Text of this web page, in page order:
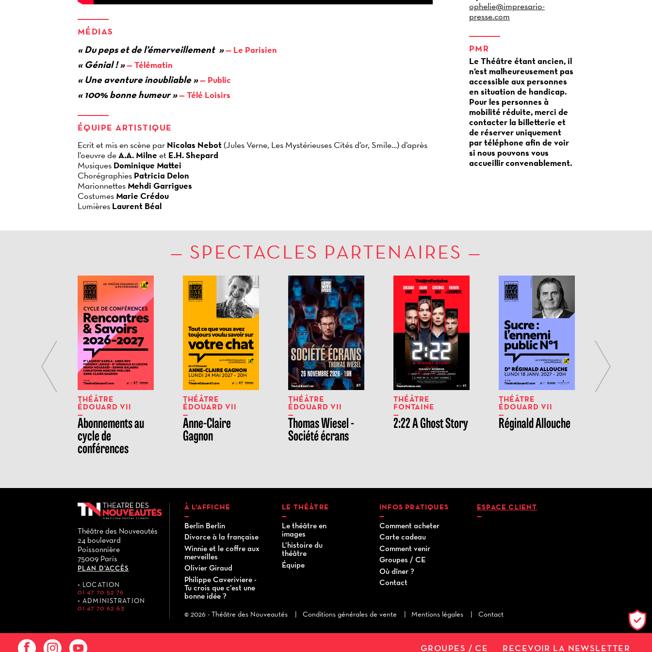
Facebook Instagram
GROUPES / CE RECEVOIR LA NEWSLETTER
MÉDIAS
« Du peps et de l’émerveillement » Le Parisien
« Génial ! » Télématin
« Une aventure inoubliable » Public
« 100% bonne humeur » Télé Loisirs
ÉQUIPE ARTISTIQUE
Ecrit et mis en scène par Nicolas Nebot(Jules Verne, Les Mystérieuses Cités d’or, Smile…) d’après
l’oeuvre deA.A. Milne et E.H. Shepard
Musiques Dominique Mattei
Chorégraphies Patricia Delon
Marionnettes Mehdi Garrigues
Costumes Marie Crédou
Lumières Laurent Béal
ophelie@impresario-
presse.com
PMR
Le Théâtre étant ancien, il
n’est malheureusement pas
accessible aux personnes
en situation de handicap.
Pour les personnes à
mobilité réduite, merci de
contacter la billetterie et
de réserver uniquement
par téléphone afin de voir
si nous pouvons vous
accueillir convenablement.
SPECTACLES PARTENAIRES
THÉÂTRE
ÉDOUARD VII
Abonnements au
cycle de
conférences
THÉÂTRE
ÉDOUARD VII
Anne-Claire
Gagnon
THÉÂTRE
ÉDOUARD VII
Thomas Wiesel -
Société écrans
THÉÂTRE
FONTAINE
2:22 A Ghost Story
THÉÂTRE
ÉDOUARD VII
Réginald Allouche
Théâtre des Nouveautés
24 boulevard
Poissonnière
75009 Paris
PLAN D’ACCÈS
LOCATION
01 47 70 52 76
ADMINISTRATION
01 47 70 62 63
À L’AFFICHE
Berlin Berlin
Divorce à la française
Winnie et le coffre aux
merveilles
Olivier Giraud
Philippe Caveriviere -
Tu crois que c’est une
bonne idée ?
LE THÉÂTRE
Le théâtre en
images
L’histoire du
théâtre
Équipe
INFOS PRATIQUES
Comment acheter
Carte cadeau
Comment venir
Groupes / CE
Où dîner ?
Contact
ESPACE CLIENT
© 2026 - Théâtre des Nouveautés Conditions générales de vente Mentions légales Contact